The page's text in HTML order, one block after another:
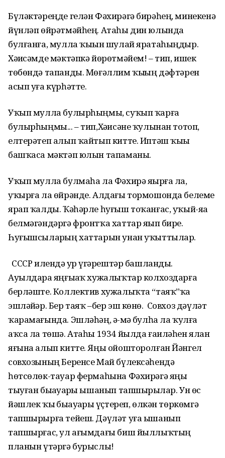
Бүләктәреңде гелән Фәхирәгә бирәһең, минекенә
йүнләп өйрәтмәйһең. Атаһы дин юлында
булғанға, мулла ҡыҙын шулай яратаһыңдыр.
Хәҙисәмде мәктәпкә йөрөтмәйем! – тип, ишек
төбөндә тапанды. Мөғәллим ҡыҙҙың дәфтәрен
асып уға күрһәтте.
Уҡып мулла булырһыңмы, суҡып ҡарға
булырһыңмы... – тип,Хәҙисәне ҡулынан тотоп,
елтерәтеп алып ҡайтып китте. Иптәш ҡыҙы
башҡаса мәктәп юлын тапаманы.
Уҡып мулла булмаһа ла Фәхирә яҙырға ла,
уҡырға ла өйрәнде. Алдағы тормошонда белеме
ярап ҡалды. Ҡәһәрле һуғыш тоҡанғас, уҡый-яҙа
белмәгәндәргә фронтҡа хаттар яҙып бирҙе.
Һуғышсыларҙың хаттарын унан уҡыттылар.
СССР илендә ҙур үҙгәрештәр башланды.
Ауылдарҙа яңғыҙаҡ хужалыҡтар колхоздарға
берләште. Коллектив хужалыҡта “таяҡ”ҡа
эшләйҙәр. Бер таяҡ –бер эш көнө. Совхоз дәүләт
ҡарамағында. Эшләһәң, әҙ-мәҙ булһа ла ҡулға
аҡса ла төшә. Атаһы 1934 йылда ғаиләһен ялан
яғына алып китте. Яңы ойошторолған Йәнгел
совхозының Беренсе Май бүлексәһендә
һөтсөлөк-тауар фермаһына Фәхирәгә яңы
тыуған быҙауҙарҙы ышанып тапшырҙылар. Ун өс
йәшлек ҡыҙ быҙауҙарҙы үҫтереп, өлкән төркөмгә
тапшырырға тейеш. Дәүләт уға ышанып
тапшырғас, ул ағымдағы биш йыллыҡтың
планын үтәргә бурыслы!